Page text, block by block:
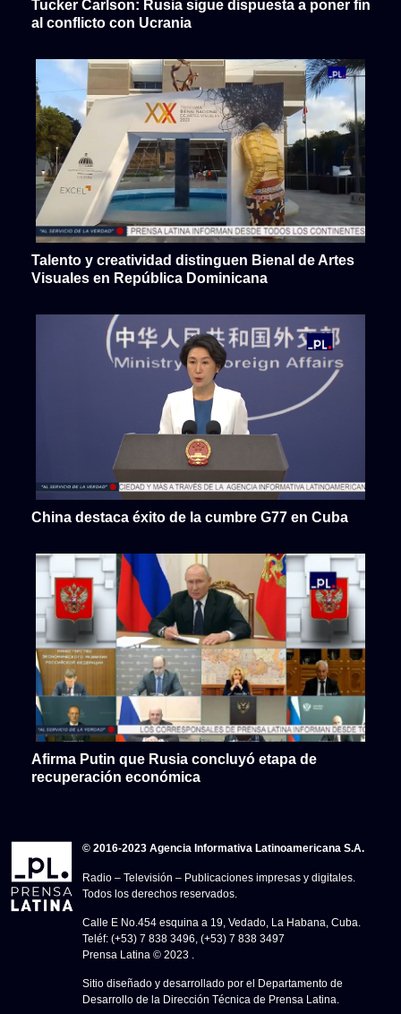
Tucker Carlson: Rusia sigue dispuesta a poner fin
al conflicto con Ucrania
Talento y creatividad distinguen Bienal de Artes
Visuales en República Dominicana
China destaca éxito de la cumbre G77 en Cuba
Afirma Putin que Rusia concluyó etapa de
recuperación económica
© 2016-2023 Agencia Informativa Latinoamericana S.A.
Radio – Televisión – Publicaciones impresas y digitales.
Todos los derechos reservados.
Calle E No.454 esquina a 19, Vedado, La Habana, Cuba.
Teléf: (+53) 7 838 3496, (+53) 7 838 3497
Prensa Latina © 2023 .
Sitio diseñado y desarrollado por el Departamento de
Desarrollo de la Dirección Técnica de Prensa Latina.